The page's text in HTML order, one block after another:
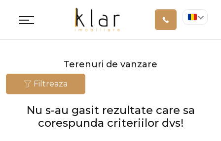
Terenuri de vanzare
Filtreaza
Nu s-au gasit rezultate care sa
corespunda criteriilor dvs!